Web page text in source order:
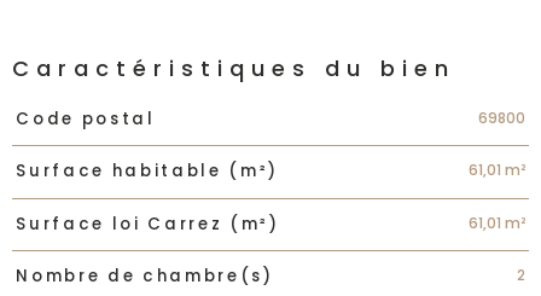
Caractéristiques du bien
Caractéristiques Valeurs
Code postal 69800
Surface habitable (m²) 61,01 m²
Surface loi Carrez (m²) 61,01 m²
Nombre de chambre(s) 2